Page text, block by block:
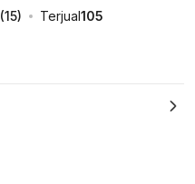
(15) Terjual105